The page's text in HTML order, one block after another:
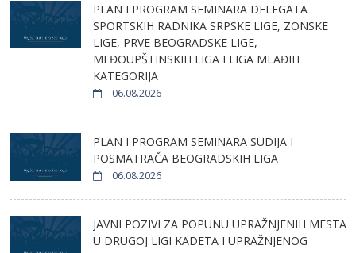
PLAN I PROGRAM SEMINARA DELEGATA
SPORTSKIH RADNIKA SRPSKE LIGE, ZONSKE
LIGE, PRVE BEOGRADSKE LIGE,
MEĐOUPŠTINSKIH LIGA I LIGA MLAĐIH
KATEGORIJA
06.08.2026
PLAN I PROGRAM SEMINARA SUDIJA I
POSMATRAČA BEOGRADSKIH LIGA
06.08.2026
JAVNI POZIVI ZA POPUNU UPRAŽNJENIH MESTA
U DRUGOJ LIGI KADETA I UPRAŽNJENOG